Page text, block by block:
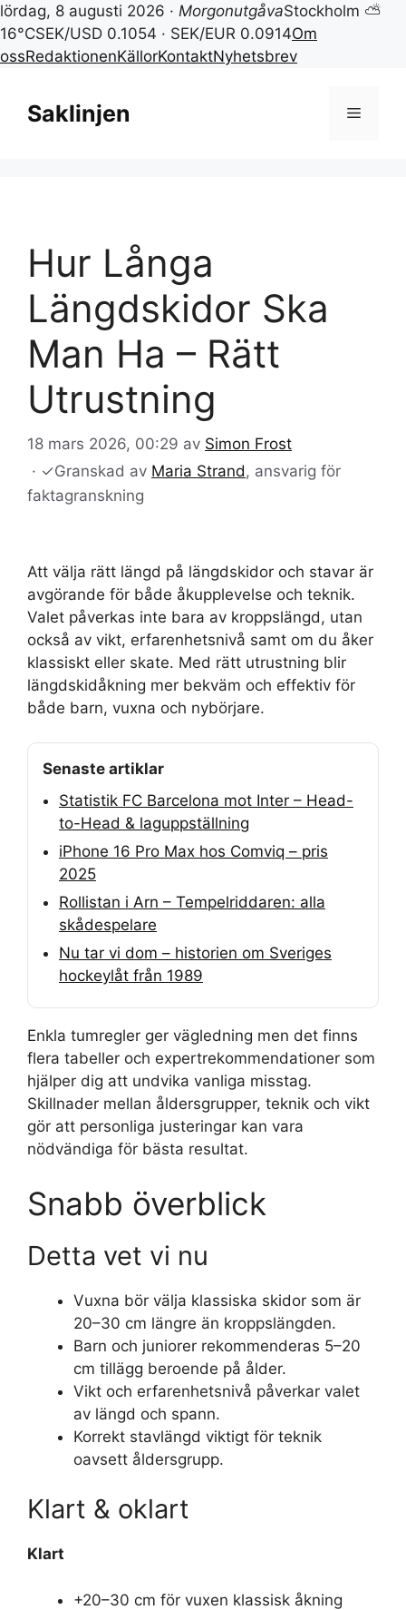
lördag, 8 augusti 2026 · MorgonutgåvaStockholm ⛅
16°CSEK/USD 0.1054 · SEK/EUR 0.0914Om
ossRedaktionenKällorKontaktNyhetsbrev
innehållSaklinjen Meny
Hur Långa
Längdskidor Ska
Man Ha – Rätt
Utrustning
18 mars 2026, 00:29 av Simon Frost
· ✓Granskad av Maria Strand , ansvarig för
faktagranskning
Att välja rätt längd på längdskidor och stavar är
avgörande för både åkupplevelse och teknik.
Valet påverkas inte bara av kroppslängd, utan
också av vikt, erfarenhetsnivå samt om du åker
klassiskt eller skate. Med rätt utrustning blir
längdskidåkning mer bekväm och effektiv för
både barn, vuxna och nybörjare.
Senaste artiklar
Statistik FC Barcelona mot Inter – Head-
to-Head & laguppställning
iPhone 16 Pro Max hos Comviq – pris
2025
Rollistan i Arn – Tempelriddaren: alla
skådespelare
Nu tar vi dom – historien om Sveriges
hockeylåt från 1989
Enkla tumregler ger vägledning men det finns
flera tabeller och expertrekommendationer som
hjälper dig att undvika vanliga misstag.
Skillnader mellan åldersgrupper, teknik och vikt
gör att personliga justeringar kan vara
nödvändiga för bästa resultat.
Snabb överblick
Detta vet vi nu
Vuxna bör välja klassiska skidor som är
20–30 cm längre än kroppslängden.
Barn och juniorer rekommenderas 5–20
cm tillägg beroende på ålder.
Vikt och erfarenhetsnivå påverkar valet
av längd och spann.
Korrekt stavlängd viktigt för teknik
oavsett åldersgrupp.
Klart & oklart
Klart
+20–30 cm för vuxen klassisk åkning